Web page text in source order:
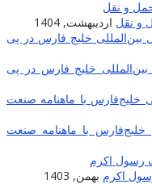
و نقل اردیبهشت, 1404
خلیج فارس در پی
با ماهنامه صنعت
اکرم بهمن, 1403